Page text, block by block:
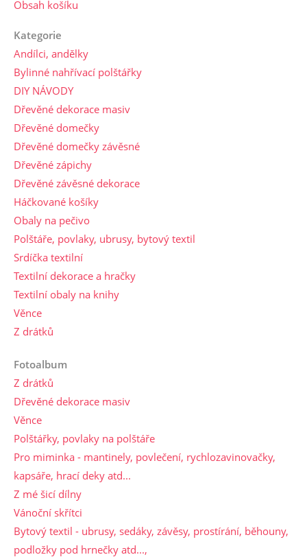
Obsah košíku
Kategorie
Andílci, andělky
Bylinné nahřívací polštářky
DIY NÁVODY
Dřevěné dekorace masiv
Dřevěné domečky
Dřevěné domečky závěsné
Dřevěné zápichy
Dřevěné závěsné dekorace
Háčkované košíky
Obaly na pečivo
Polštáře, povlaky, ubrusy, bytový textil
Srdíčka textilní
Textilní dekorace a hračky
Textilní obaly na knihy
Věnce
Z drátků
Fotoalbum
Z drátků
Dřevěné dekorace masiv
Věnce
Polštářky, povlaky na polštáře
Pro miminka - mantinely, povlečení, rychlozavinovačky,
kapsáře, hrací deky atd...
Z mé šicí dílny
Vánoční skřítci
Bytový textil - ubrusy, sedáky, závěsy, prostírání, běhouny,
podložky pod hrnečky atd...,